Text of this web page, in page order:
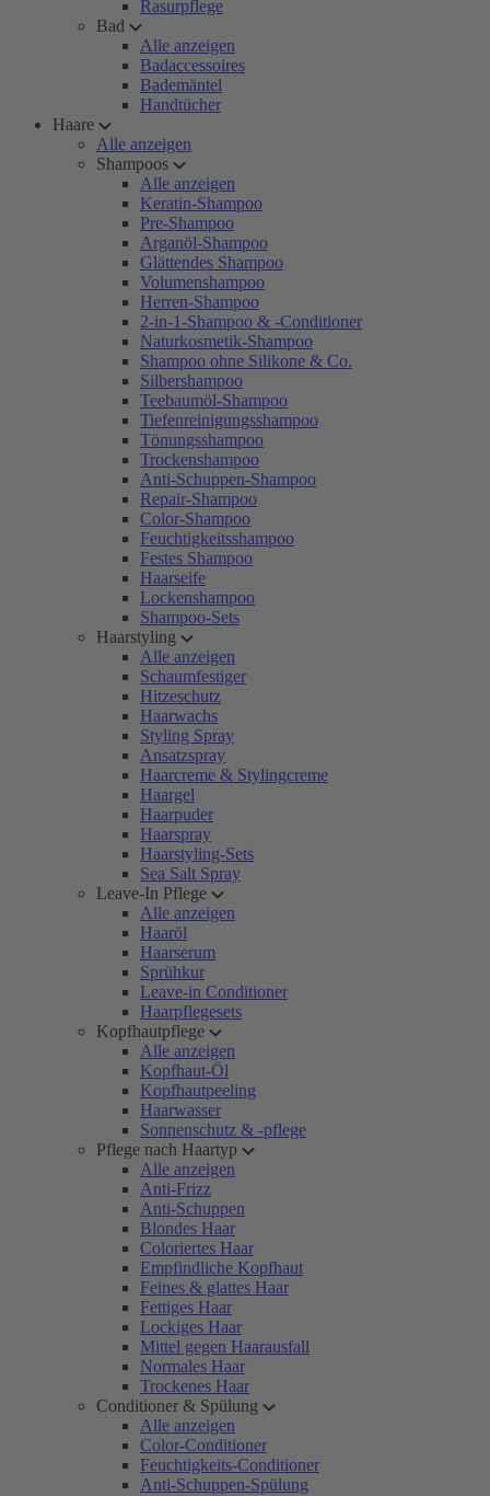
Rasurpflege
Bad
Alle anzeigen
Badaccessoires
Bademäntel
Handtücher
Haare
Alle anzeigen
Shampoos
Alle anzeigen
Keratin-Shampoo
Pre-Shampoo
Arganöl-Shampoo
Glättendes Shampoo
Volumenshampoo
Herren-Shampoo
2-in-1-Shampoo & -Conditioner
Naturkosmetik-Shampoo
Shampoo ohne Silikone & Co.
Silbershampoo
Teebaumöl-Shampoo
Tiefenreinigungsshampoo
Tönungsshampoo
Trockenshampoo
Anti-Schuppen-Shampoo
Repair-Shampoo
Color-Shampoo
Feuchtigkeitsshampoo
Festes Shampoo
Haarseife
Lockenshampoo
Shampoo-Sets
Haarstyling
Alle anzeigen
Schaumfestiger
Hitzeschutz
Haarwachs
Styling Spray
Ansatzspray
Haarcreme & Stylingcreme
Haargel
Haarpuder
Haarspray
Haarstyling-Sets
Sea Salt Spray
Leave-In Pflege
Alle anzeigen
Haaröl
Haarserum
Sprühkur
Leave-in Conditioner
Haarpflegesets
Kopfhautpflege
Alle anzeigen
Kopfhaut-Öl
Kopfhautpeeling
Haarwasser
Sonnenschutz & -pflege
Pflege nach Haartyp
Alle anzeigen
Anti-Frizz
Anti-Schuppen
Blondes Haar
Coloriertes Haar
Empfindliche Kopfhaut
Feines & glattes Haar
Fettiges Haar
Lockiges Haar
Mittel gegen Haarausfall
Normales Haar
Trockenes Haar
Conditioner & Spülung
Alle anzeigen
Color-Conditioner
Feuchtigkeits-Conditioner
Anti-Schuppen-Spülung